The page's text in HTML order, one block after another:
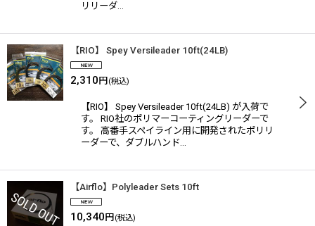
リリーダ…
【RIO】 Spey Versileader 10ft(24LB)
2,310 円 (税込)
【RIO】 Spey Versileader 10ft(24LB) が入荷で
す。 RIO社のポリマーコーティングリーダーで
す。 高番手スペイライン用に開発されたポリリ
ーダーで、ダブルハンド…
【Airflo】Polyleader Sets 10ft
10,340 円 (税込)